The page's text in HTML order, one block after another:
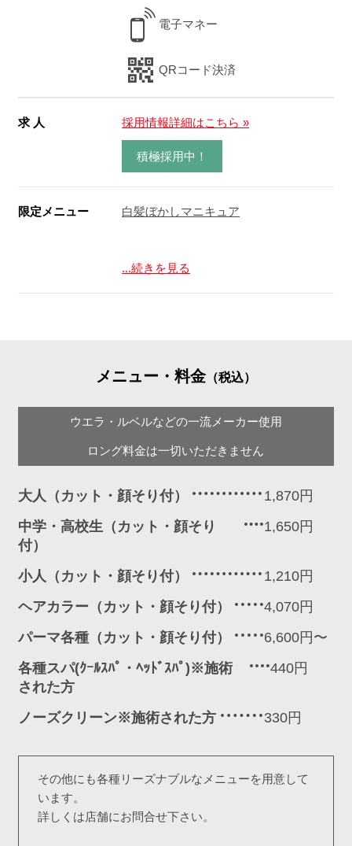
電子マネー
QRコード決済
求 人 採用情報詳細はこちら »
積極採用中！
限定メニュー 白髪ぼかしマニキュア
...続きを見る
メニュー・料金（税込）
ウエラ・ルベルなどの一流メーカー使用
ロング料金は一切いただきません
大人（カット・顔そり付）
1,870円
中学・高校生（カット・顔そり
付）
1,650円
小人（カット・顔そり付）
1,210円
ヘアカラー（カット・顔そり付）
4,070円
パーマ各種（カット・顔そり付）
6,600円〜
各種スパ(ｸｰﾙｽﾊﾟ・ﾍｯﾄﾞｽﾊﾟ)※施術
された方
440円
ノーズクリーン※施術された方 330円
その他にも各種リーズナブルなメニューを用意して
います。
詳しくは店舗にお問合せ下さい。